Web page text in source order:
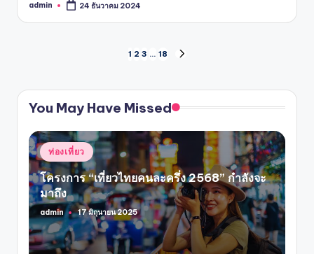
Posted
admin 24 ธันวาคม 2024
เรื่อง
1 2 3 … 18
You May Have Missed
Posted
in
ท่องเที่ยว
โครงการ “เที่ยวไทยคนละครึ่ง 2568” กำลังจะ
มาถึง
Posted
by
admin 17 มิถุนายน 2025